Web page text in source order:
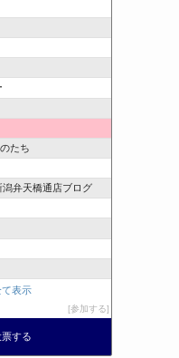
たち
弁天橋通店ブログ
表示
参加する
する